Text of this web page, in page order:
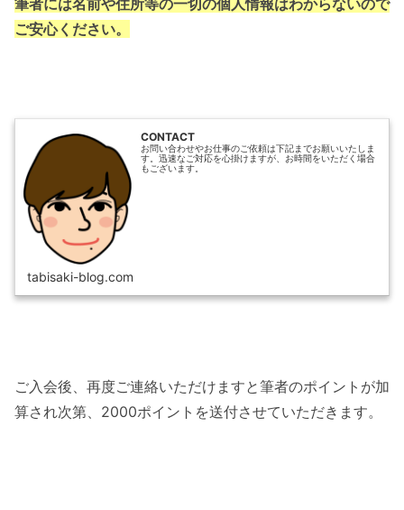
ご安心ください。
CONTACT
お問い合わせやお仕事のご依頼は下記までお願いいたしま
す。迅速なご対応を心掛けますが、お時間をいただく場合
もございます。
tabisaki-blog.com
ご入会後、再度ご連絡いただけますと筆者のポイントが加
算され次第、2000ポイントを送付させていただきます。